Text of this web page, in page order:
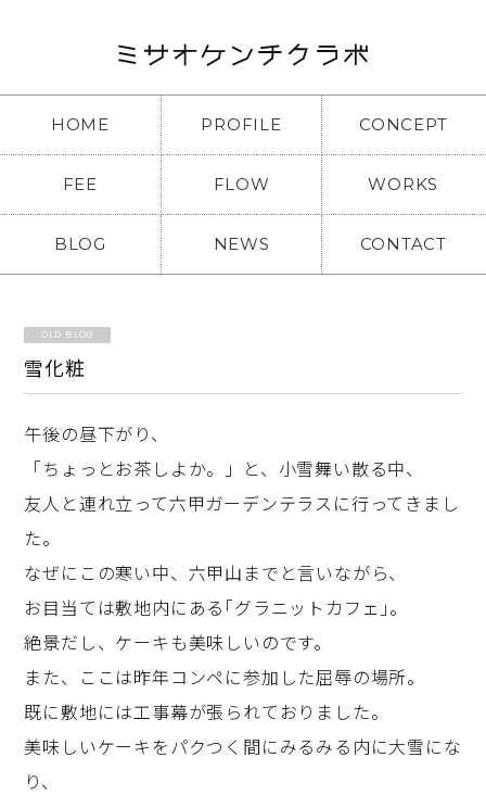
HOME PROFILE CONCEPT
FEE FLOW WORKS
BLOG NEWS CONTACT
OLD BLOG
雪化粧
午後の昼下がり、
「ちょっとお茶しよか。」と、小雪舞い散る中、
友人と連れ立って六甲ガーデンテラスに行ってきまし
た。
なぜにこの寒い中、六甲山までと言いながら、
お目当ては敷地内にある｢グラニットカフェ｣。
絶景だし、ケーキも美味しいのです。
また、ここは昨年コンペに参加した屈辱の場所。
既に敷地には工事幕が張られておりました。
美味しいケーキをパクつく間にみるみる内に大雪にな
り、